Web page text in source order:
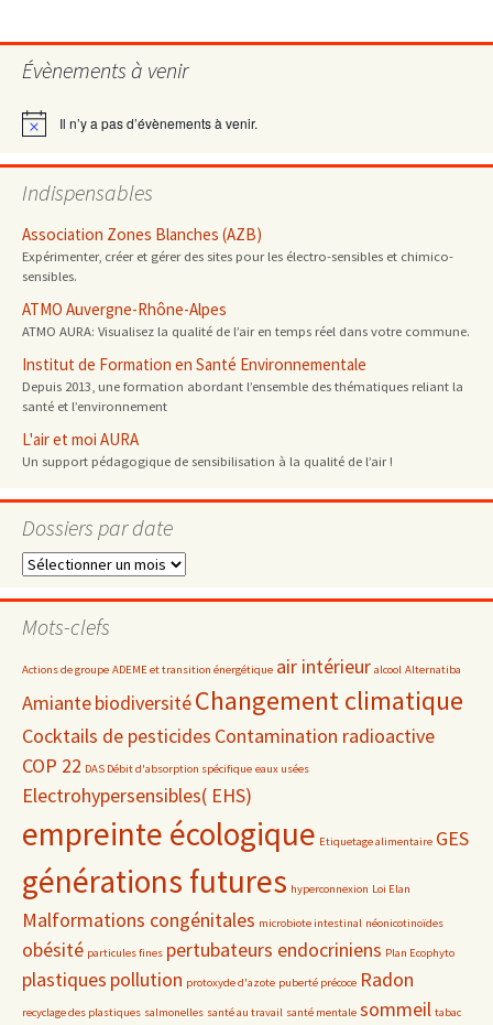
des
articles
Évènements à venir
Notice Il n’y a pas d’évènements à venir.
Indispensables
Association Zones Blanches (AZB)
Expérimenter, créer et gérer des sites pour les électro-sensibles et chimico-
sensibles.
ATMO Auvergne-Rhône-Alpes
ATMO AURA: Visualisez la qualité de l’air en temps réel dans votre commune.
Institut de Formation en Santé Environnementale
Depuis 2013, une formation abordant l’ensemble des thématiques reliant la
santé et l’environnement
L'air et moi AURA
Un support pédagogique de sensibilisation à la qualité de l’air !
Dossiers par date
Dossiers
date
Mots-clefs
Actions de groupe ADEME et transition énergétique air intérieur alcool Alternatiba
AmiantebiodiversitéChangement climatique
Cocktails de pesticides Contamination radioactive
COP 22 DAS Débit d'absorption spécifique eaux usées
Electrohypersensibles( EHS)
empreinte écologique Etiquetage alimentaire GES
générations futures hyperconnexion Loi Elan
Malformations congénitales microbiote intestinal néonicotinoïdes
obésité particules fines pertubateurs endocriniens Plan Ecophyto
plastiques pollution protoxyde d'azote puberté précoce Radon
recyclage des plastiques salmonelles santé au travail santé mentale sommeil tabac